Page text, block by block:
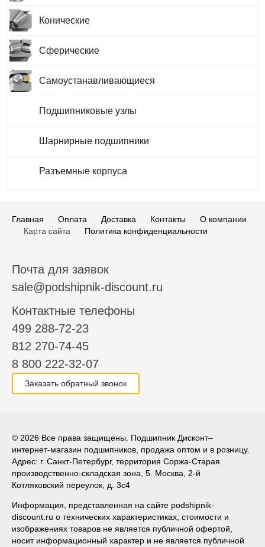
Конические
Сферические
Самоустанавливающиеся
Подшипниковые узлы
Шарнирные подшипники
Разъемные корпуса
Главная Оплата Доставка Контакты
О компании
Карта сайта
Политика конфиденциальности
Почта для заявок
sale@podshipnik-discount.ru
Контактные телефоны
499 288-72-23
812 270-74-45
8 800 222-32-07
Заказать обратный звонок
© 2026 Все права защищены. Подшипник Дисконт–
интернет-магазин подшипников, продажа оптом и в розницу.
Адрес: г. Санкт-Петербург, территория Соржа-Старая
производственно-складская зона, 5. Москва, 2-й
Котляковский переулок, д. 3с4
Информация, представленная на сайте podshipnik-
discount.ru о технических характеристиках, стоимости и
изображениях товаров не является публичной офертой,
носит информационный характер и не является публичной